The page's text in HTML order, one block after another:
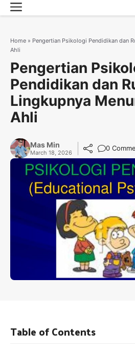
Skip
to
Menu
Home » Pengertian Psikologi Pendidikan dan
Ahli
Pengertian
Pendidikan dan
Lingkupnya
Ahli
Mas Min
March 18, 2026
0
Table of Contents